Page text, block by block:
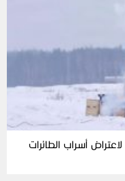
الجيش الأمريكي يختبر منظومة IonStrike لاعتراض أسراب الطائرات